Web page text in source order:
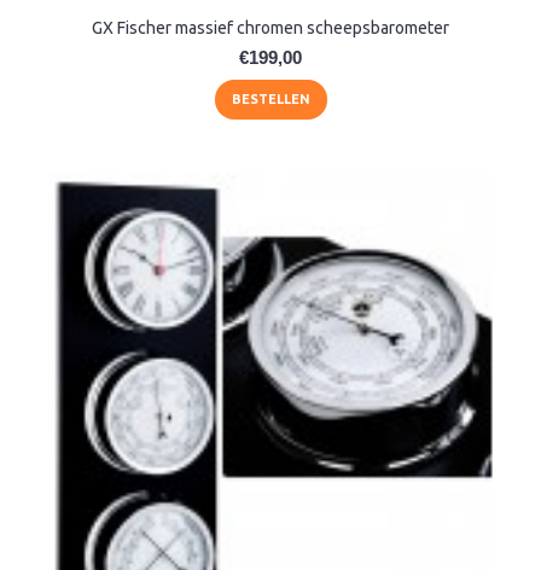
GX Fischer massief chromen scheepsbarometer
€199,00
BESTELLEN